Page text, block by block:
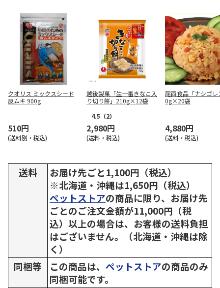
クオリス ミックスシード
皮ムキ 900g
510円
(送料別・税込)
越後製菓「生一番きなこ入
り切り餅」210g×12袋
4.5 （2）
2,980円
(送料・税込)
尾西食品「ナシゴレ
0g×20袋
4,880円
(送料・税込)
送料
お届け先ごと1,100円（税込）
※北海道・沖縄は1,650円（税込）
ペットストアの商品に限り、お届け先
ごとのご注文金額が11,000円（税
込）以上の場合は、お客様の送料負担
はございません。（北海道・沖縄は除
く）
同梱等
この商品は、 ペットストアの商品のみ
同梱可能です。